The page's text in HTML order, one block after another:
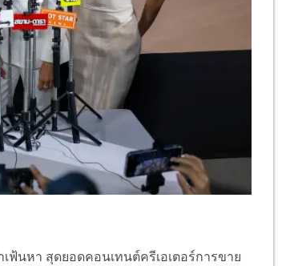
เฟ้นหา สุดยอดคอนเทนต์ครีเอเตอร์การขาย